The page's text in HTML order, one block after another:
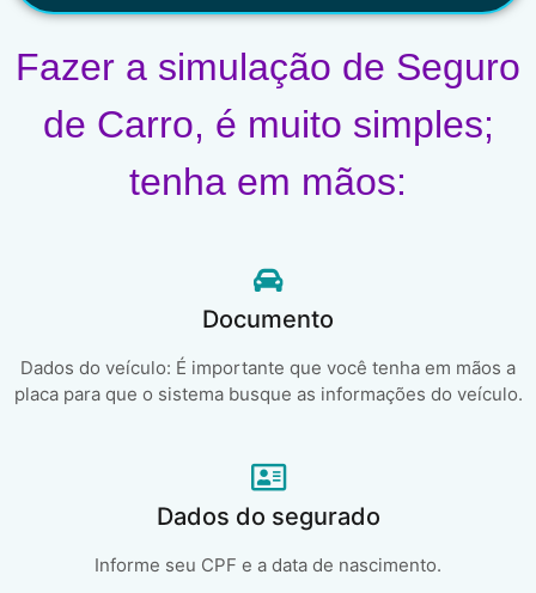
Fazer a simulação de Seguro
de Carro, é muito simples;
tenha em mãos:
Documento
Dados do veículo: É importante que você tenha em mãos a
placa para que o sistema busque as informações do veículo.
Dados do segurado
Informe seu CPF e a data de nascimento.